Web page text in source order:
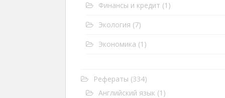
Финансы и кредит (1)
Экология (7)
Экономика (1)
Рефераты (334)
Английский язык (1)